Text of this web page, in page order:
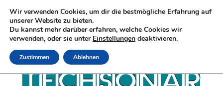
Wir verwenden Cookies, um dir die bestmögliche Erfahrung auf
unserer Website zu bieten.
Du kannst mehr darüber erfahren, welche Cookies wir
verwenden, oder sie unter Einstellungen deaktivieren.
Zustimmen Ablehnen